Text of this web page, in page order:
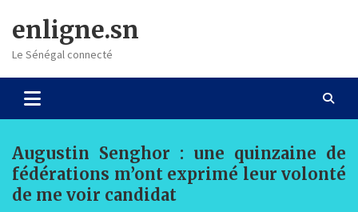
content
enligne.sn
Le Sénégal connecté
Augustin Senghor : une quinzaine de
fédérations m’ont exprimé leur volonté
de me voir candidat